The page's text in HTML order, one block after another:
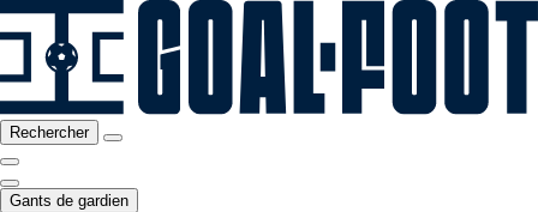
Rechercher
Gants de gardien